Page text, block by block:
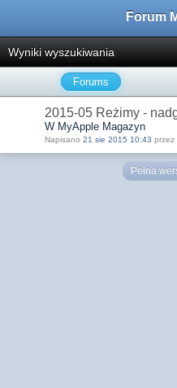
Forum
Wyniki wyszukiwania
Forums
2015-05 Reżimy -
W MyApple Magazyn
Napisano 21 sie 2015 10:43 przez
Pełna